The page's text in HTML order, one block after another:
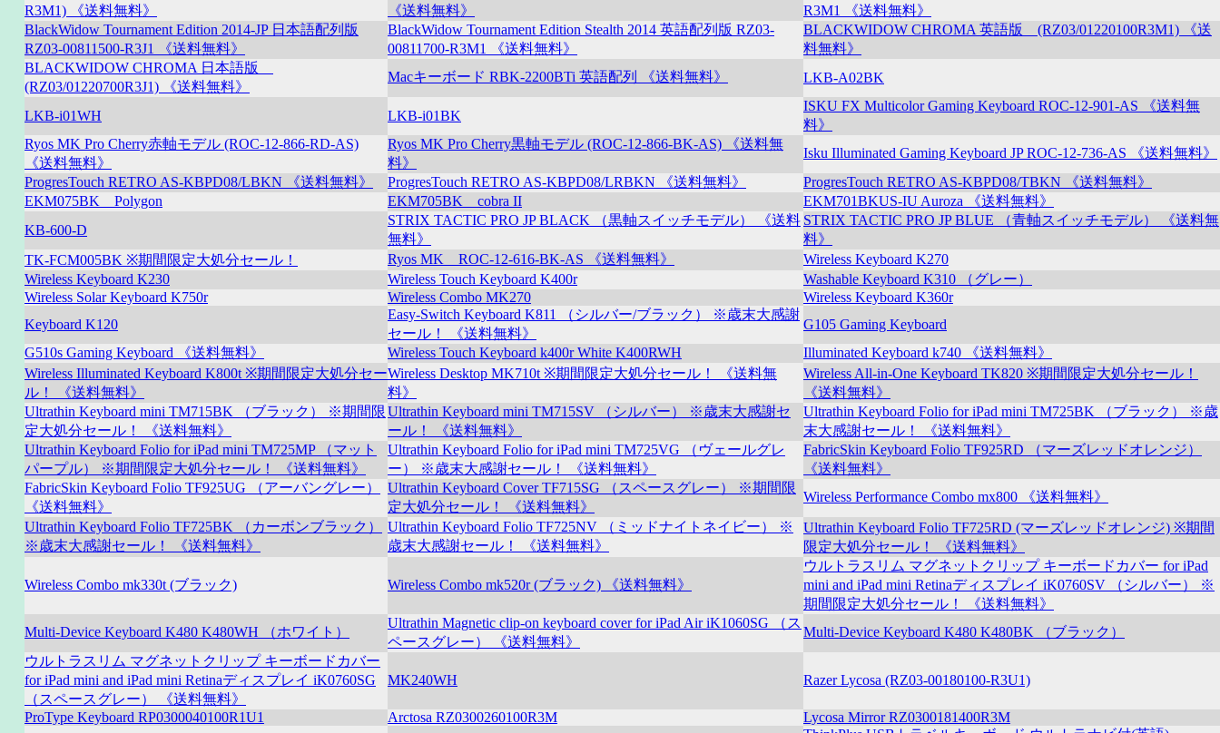
R3M1) 《送料無料》
《送料無料》
R3M1 《送料無料》
BlackWidow Tournament Edition 2014-JP 日本語配列版
RZ03-00811500-R3J1 《送料無料》
BlackWidow Tournament Edition Stealth 2014 英語配列版 RZ03-
00811700-R3M1 《送料無料》
BLACKWIDOW CHROMA 英語版 (RZ03/01220100R3M1) 《送
料無料》
BLACKWIDOW CHROMA 日本語版
(RZ03/01220700R3J1) 《送料無料》
Macキーボード RBK-2200BTi 英語配列 《送料無料》 LKB-A02BK
LKB-i01WH LKB-i01BK
ISKU FX Multicolor Gaming Keyboard ROC-12-901-AS 《送料無
料》
Ryos MK Pro Cherry赤軸モデル (ROC-12-866-RD-AS)
《送料無料》
Ryos MK Pro Cherry黒軸モデル (ROC-12-866-BK-AS) 《送料無
料》
Isku Illuminated Gaming Keyboard JP ROC-12-736-AS 《送料無料》
ProgresTouch RETRO AS-KBPD08/LBKN 《送料無料》
ProgresTouch RETRO AS-KBPD08/LRBKN 《送料無料》
ProgresTouch RETRO AS-KBPD08/TBKN 《送料無料》
EKM075BK Polygon
EKM705BK cobra II
EKM701BKUS-IU Auroza 《送料無料》
KB-600-D
STRIX TACTIC PRO JP BLACK （黒軸スイッチモデル） 《送料
無料》
STRIX TACTIC PRO JP BLUE （青軸スイッチモデル） 《送料無
料》
TK-FCM005BK ※期間限定大処分セール！
Ryos MK ROC-12-616-BK-AS 《送料無料》
Wireless Keyboard K270
Wireless Keyboard K230
Wireless Touch Keyboard K400r
Washable Keyboard K310 （グレー）
Wireless Solar Keyboard K750r
Wireless Combo MK270
Wireless Keyboard K360r
Keyboard K120
Easy-Switch Keyboard K811 （シルバー/ブラック） ※歳末大感謝
セール！ 《送料無料》
G105 Gaming Keyboard
G510s Gaming Keyboard 《送料無料》
Wireless Touch Keyboard k400r White K400RWH
Illuminated Keyboard k740 《送料無料》
Wireless Illuminated Keyboard K800t ※期間限定大処分セー
ル！ 《送料無料》
Wireless Desktop MK710t ※期間限定大処分セール！ 《送料無
料》
Wireless All-in-One Keyboard TK820 ※期間限定大処分セール！
《送料無料》
Ultrathin Keyboard mini TM715BK （ブラック） ※期間限
定大処分セール！ 《送料無料》
Ultrathin Keyboard mini TM715SV （シルバー） ※歳末大感謝セ
ール！ 《送料無料》
Ultrathin Keyboard Folio for iPad mini TM725BK （ブラック） ※歳
末大感謝セール！ 《送料無料》
Ultrathin Keyboard Folio for iPad mini TM725MP （マット
パープル） ※期間限定大処分セール！ 《送料無料》
Ultrathin Keyboard Folio for iPad mini TM725VG （ヴェールグレ
ー） ※歳末大感謝セール！ 《送料無料》
FabricSkin Keyboard Folio TF925RD （マーズレッドオレンジ）
《送料無料》
FabricSkin Keyboard Folio TF925UG （アーバングレー）
《送料無料》
Ultrathin Keyboard Cover TF715SG （スペースグレー） ※期間限
定大処分セール！ 《送料無料》
Wireless Performance Combo mx800 《送料無料》
Ultrathin Keyboard Folio TF725BK （カーボンブラック）
※歳末大感謝セール！ 《送料無料》
Ultrathin Keyboard Folio TF725NV （ミッドナイトネイビー） ※
歳末大感謝セール！ 《送料無料》
Ultrathin Keyboard Folio TF725RD (マーズレッドオレンジ) ※期間
限定大処分セール！ 《送料無料》
Wireless Combo mk330t (ブラック) Wireless Combo mk520r (ブラック) 《送料無料》
ウルトラスリム マグネットクリップ キーボードカバー for iPad
mini and iPad mini Retinaディスプレイ iK0760SV （シルバー） ※
期間限定大処分セール！ 《送料無料》
Multi-Device Keyboard K480 K480WH （ホワイト）
Ultrathin Magnetic clip-on keyboard cover for iPad Air iK1060SG （ス
ペースグレー） 《送料無料》
Multi-Device Keyboard K480 K480BK （ブラック）
ウルトラスリム マグネットクリップ キーボードカバー
for iPad mini and iPad mini Retinaディスプレイ iK0760SG
（スペースグレー） 《送料無料》
MK240WH Razer Lycosa (RZ03-00180100-R3U1)
ProType Keyboard RP0300040100R1U1 Arctosa RZ0300260100R3M
Lycosa Mirror RZ0300181400R3M